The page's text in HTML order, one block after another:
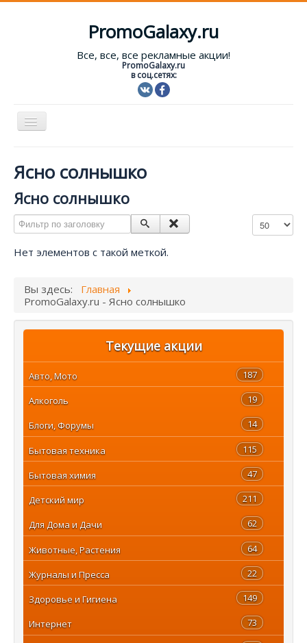
PromoGalaxy.ru
Все, все, все рекламные акции!
PromoGalaxy.ru
в соц.сетях:
Включить/
Форум
Ясно солнышко
Ясно солнышко
Фильтр по заголовку Кол-во
Нет элементов с такой меткой.
Вы здесь:
Главная
PromoGalaxy.ru - Ясно солнышко
Текущие акции
187
Авто, Мото
19
Алкоголь
14
Блоги, Форумы
115
Бытовая техника
47
Бытовая химия
211
Детский мир
62
Для Дома и Дачи
64
Животные, Растения
22
Журналы и Пресса
149
Здоровье и Гигиена
73
Интернет